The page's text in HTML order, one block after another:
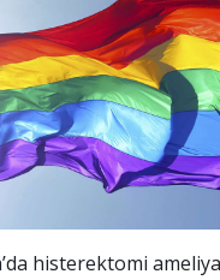
histerektomi